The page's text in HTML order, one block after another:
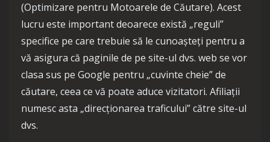
(Optimizare pentru Motoarele de Căutare). Acest
lucru este important deoarece există „reguli”
specifice pe care trebuie să le cunoașteți pentru a
vă asigura că paginile de pe site-ul dvs. web se vor
clasa sus pe Google pentru „cuvinte cheie” de
căutare, ceea ce vă poate aduce vizitatori. Afiliații
numesc asta „direcționarea traficului” către site-ul
dvs.